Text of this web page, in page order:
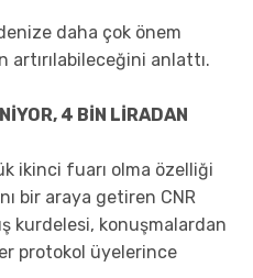
daha çok önem
artırılabileceğini anlattı.
4 BİN LİRADAN
ikinci fuarı olma özelliği
bir araya getiren CNR
kurdelesi, konuşmalardan
protokol üyelerince